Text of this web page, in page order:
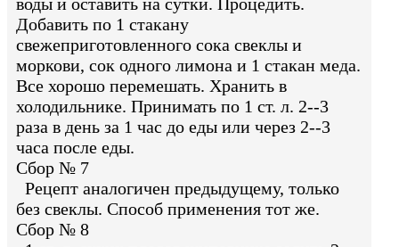
Добавить по 1 стакану
свежеприготовленного сока свеклы и
моркови, сок одного лимона и 1 стакан меда.
Все хорошо перемешать. Хранить в
холодильнике. Принимать по 1 ст. л. 2--3
раза в день за 1 час до еды или через 2--3
часа после еды.
Сбор № 7
Рецепт аналогичен предыдущему, только
без свеклы. Способ применения тот же.
Сбор № 8